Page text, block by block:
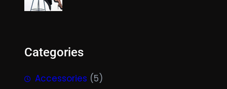
Categories
Accessories (5)